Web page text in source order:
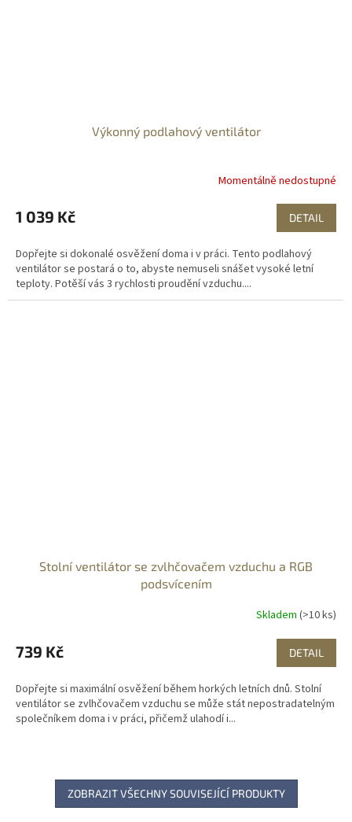
Výkonný podlahový ventilátor
Momentálně nedostupné
1 039 Kč DETAIL
Dopřejte si dokonalé osvěžení doma i v práci. Tento podlahový
ventilátor se postará o to, abyste nemuseli snášet vysoké letní
teploty. Potěší vás 3 rychlosti proudění vzduchu....
Stolní ventilátor se zvlhčovačem vzduchu a RGB
podsvícením
Skladem (>10 ks)
739 Kč DETAIL
Dopřejte si maximální osvěžení během horkých letních dnů. Stolní
ventilátor se zvlhčovačem vzduchu se může stát nepostradatelným
společníkem doma i v práci, přičemž ulahodí i...
ZOBRAZIT VŠECHNY SOUVISEJÍCÍ PRODUKTY